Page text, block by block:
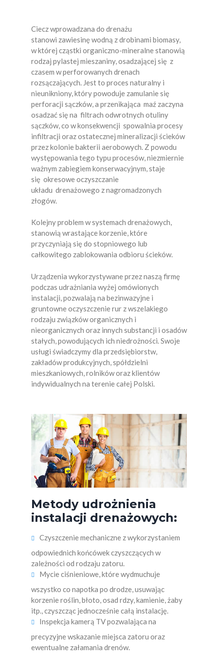
Ciecz wprowadzana do drenażu
stanowi zawiesinę wodną z drobinami biomasy,
w której cząstki organiczno-mineralne stanowią
rodzaj pylastej mieszaniny, osadzającej się z
czasem w perforowanych drenach
rozsączających. Jest to proces naturalny i
nieunikniony, który powoduje zamulanie się
perforacji sączków, a przenikająca maź zaczyna
osadzać się na filtrach odwrotnych otuliny
sączków, co w konsekwencji spowalnia procesy
infiltracji oraz ostatecznej mineralizacji ścieków
przez kolonie bakterii aerobowych. Z powodu
występowania tego typu procesów, niezmiernie
ważnym zabiegiem konserwacyjnym, staje
się okresowe oczyszczanie
układu drenażowego z nagromadzonych
złogów.
Kolejny problem w systemach drenażowych,
stanowią wrastające korzenie, które
przyczyniają się do stopniowego lub
całkowitego zablokowania odbioru ścieków.
Urządzenia wykorzystywane przez naszą firmę
podczas udrażniania wyżej omówionych
instalacji, pozwalają na bezinwazyjne i
gruntowne oczyszczenie rur z wszelakiego
rodzaju związków organicznych i
nieorganicznych oraz innych substancji i osadów
stałych, powodujących ich niedrożności. Swoje
usługi świadczymy dla przedsiębiorstw,
zakładów produkcyjnych, spółdzielni
mieszkaniowych, rolników oraz klientów
indywidualnych na terenie całej Polski.
Metody udrożnienia
instalacji drenażowych:
Czyszczenie mechaniczne z wykorzystaniem
odpowiednich końcówek czyszczących w
zależności od rodzaju zatoru.
Mycie ciśnieniowe, które wydmuchuje
wszystko co napotka po drodze, usuwając
korzenie roślin, błoto, osad rdzy, kamienie, żaby
itp., czyszcząc jednocześnie całą instalację.
Inspekcja kamerą TV pozwalająca na
precyzyjne wskazanie miejsca zatoru oraz
ewentualne załamania drenów.